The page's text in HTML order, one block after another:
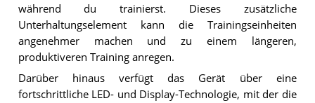
während du trainierst. Dieses zusätzliche
Unterhaltungselement kann die Trainingseinheiten
angenehmer machen und zu einem längeren,
produktiveren Training anregen.
Darüber hinaus verfügt das Gerät über eine
fortschrittliche LED- und Display-Technologie, mit der die